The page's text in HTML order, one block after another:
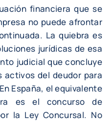
financiera que se
no puede afrontar
La quiebra es
jurídicas de esa
judicial que concluye
activos del deudor para
España, el equivalente
es el concurso de
la Ley Concursal. No